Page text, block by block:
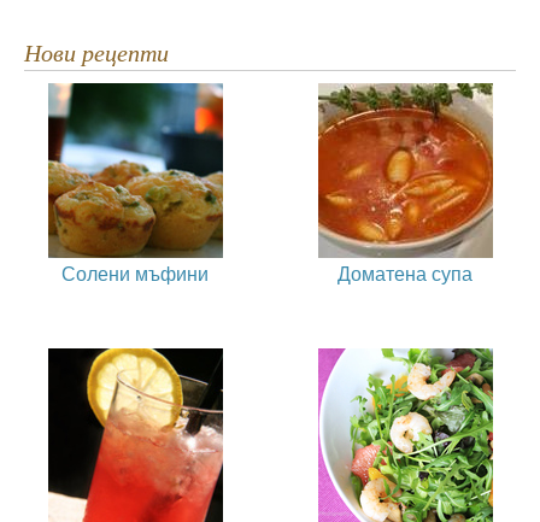
Нови рецепти
Солени мъфини Доматена супа